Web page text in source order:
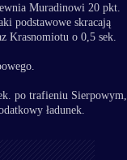
Muradinowi 20 pkt.
podstawowe skracają
Krasnomiotu o 0,5 sek.
po trafieniu Sierpowym,
ładunek.